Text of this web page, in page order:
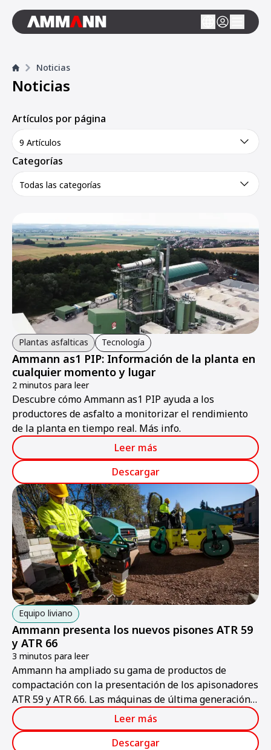
Noticias
Noticias
Artículos por página
9 Artículos
Categorías
Todas las categorías
Plantas asfalticas Tecnología
Ammann as1 PIP: Información de la planta en
cualquier momento y lugar
2 minutos para leer
Descubre cómo Ammann as1 PIP ayuda a los
productores de asfalto a monitorizar el rendimiento
de la planta en tiempo real. Más info.
Leer más
Descargar
Equipo liviano
Ammann presenta los nuevos pisones ATR 59
y ATR 66
3 minutos para leer
Ammann ha ampliado su gama de productos de
compactación con la presentación de los apisonadores
ATR 59 y ATR 66. Las máquinas de última generación
ofrecen un valor añadido cuantificable a los
contratistas gracias a su mayor productividad, su
ergonomía mejorada y su facilidad de mantenimiento.
Leer más
Descargar